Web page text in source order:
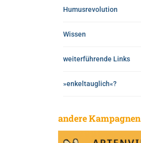
Humusrevolution
Wissen
weiterführende Links
»enkeltauglich«?
andere Kampagnen